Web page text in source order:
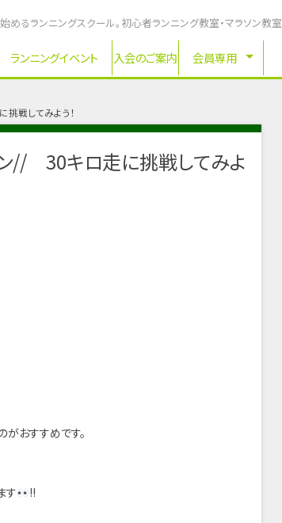
めるランニングスクール。初心者ランニング教室・マラソン教室
ランニングイベント 入会のご案内 会員専用
戦してみよう！
// 30キロ走に挑戦してみよ
おすすめです。
す
!!